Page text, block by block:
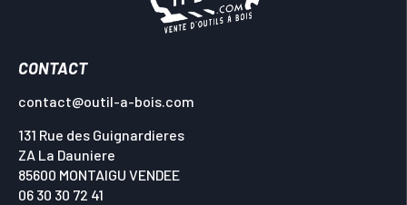
CONTACT
contact@outil-a-bois.com
131 Rue des Guignardieres
ZA La Dauniere
85600 MONTAIGU VENDEE
06 30 30 72 41